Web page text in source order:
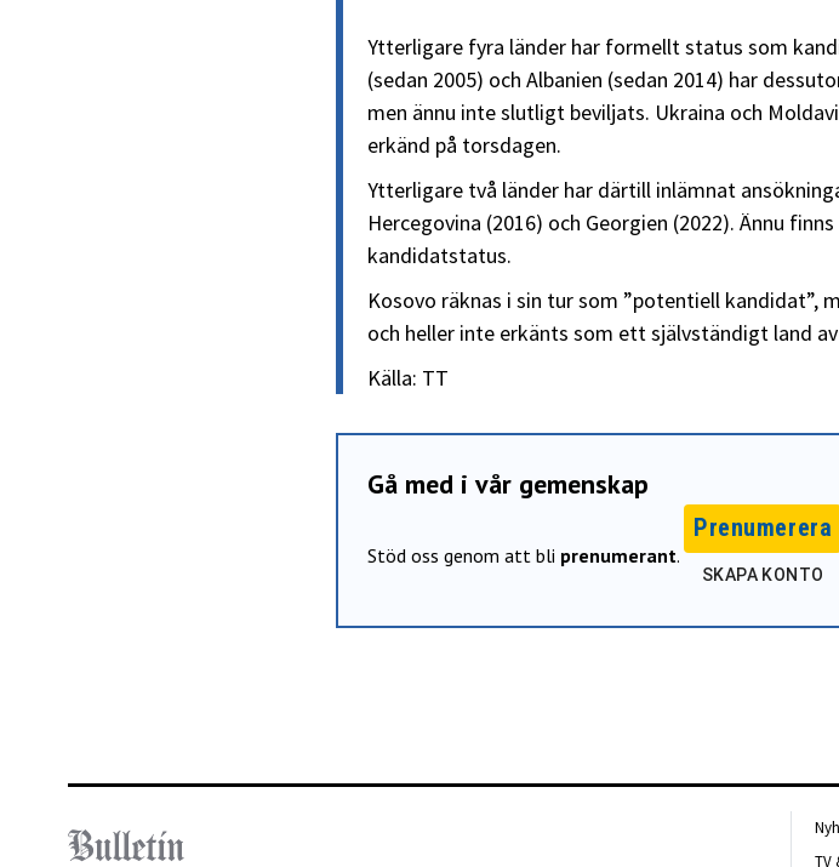
Ytterligare fyra länder har formellt status som
(sedan 2005) och Albanien (sedan 2014) har
men ännu inte slutligt beviljats. Ukraina och
erkänd på torsdagen.
Ytterligare två länder har därtill inlämnat
Hercegovina (2016) och Georgien (2022). Ännu
kandidatstatus.
Kosovo räknas i sin tur som ”potentiell kandidat”,
och heller inte erkänts som ett självständigt land
Källa: TT
Gå med i vår gemenskap
Stöd oss genom att bli prenumerant.
Prenumerera
SKAPA KONTO
TV